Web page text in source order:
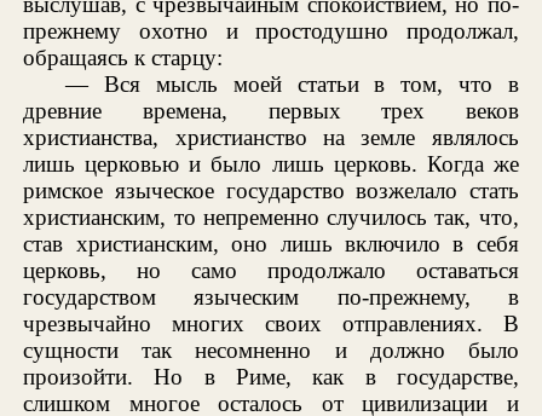
прежнему охотно и простодушно продолжал,
обращаясь к старцу:
— Вся мысль моей статьи в том, что в
древние времена, первых трех веков
христианства, христианство на земле являлось
лишь церковью и было лишь церковь. Когда же
римское языческое государство возжелало стать
христианским, то непременно случилось так, что,
став христианским, оно лишь включило в себя
церковь, но само продолжало оставаться
государством языческим по-прежнему, в
чрезвычайно многих своих отправлениях. В
сущности так несомненно и должно было
произойти. Но в Риме, как в государстве,
слишком многое осталось от цивилизации и